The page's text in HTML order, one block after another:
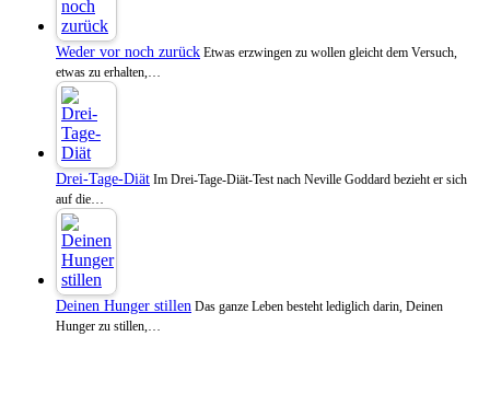
Weder vor noch zurück Etwas erzwingen zu wollen gleicht dem Versuch,
etwas zu erhalten,…
Drei-Tage-Diät Im Drei-Tage-Diät-Test nach Neville Goddard bezieht er sich
auf die…
Deinen Hunger stillen Das ganze Leben besteht lediglich darin, Deinen
Hunger zu stillen,…